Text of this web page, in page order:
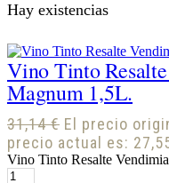
Hay existencias
Vino Tinto
Magnum 1,5L.
31,14€ El precio
precio actual es:
Vino Tinto Resalte